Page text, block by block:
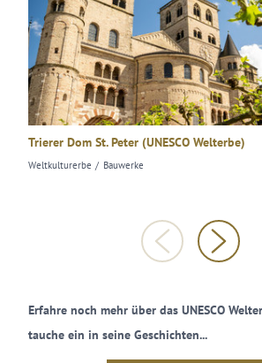
Trierer Dom St. Peter (UNESCO Welterbe)
Weltkulturerbe Bauwerke
Erfahre noch mehr über das UNESCO
tauche ein in seine Geschichten...